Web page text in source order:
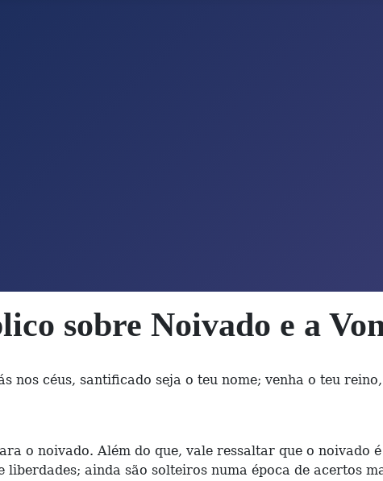
sobre Noivado e a
nos céus, santificado seja o teu nome; venha o teu
noivado. Além do que, vale ressaltar que o noivado
ainda são solteiros numa época de acertos